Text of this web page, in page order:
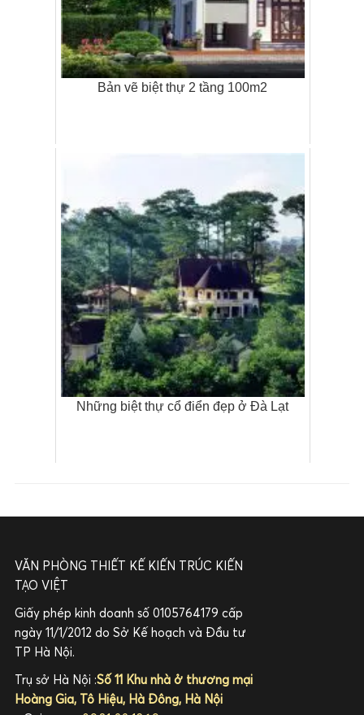
Bản vẽ biệt thự 2 tầng 100m2
Những biệt thự cổ điển đẹp ở Đà Lạt
VĂN PHÒNG THIẾT KẾ KIẾN TRÚC KIẾN
TẠO VIỆT
Giấy phép kinh doanh số 0105764179 cấp
ngày 11/1/2012 do Sở Kế hoạch và Đầu tư
TP Hà Nội.
Trụ sở Hà Nội :Số 11 Khu nhà ở thương mại
Hoàng Gia, Tô Hiệu, Hà Đông, Hà Nội